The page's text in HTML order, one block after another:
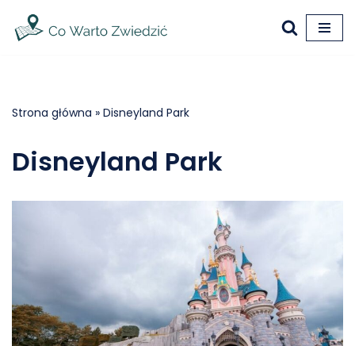
Przejdź
Strona główna » Disneyland Park
Disneyland Park